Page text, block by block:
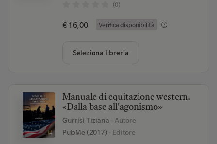
(0)
€ 16,00 Verifica disponibilità
Seleziona libreria
Manuale di equitazione western.
«Dalla base all'agonismo»
Gurrisi Tiziana - Autore
PubMe (2017)- Editore